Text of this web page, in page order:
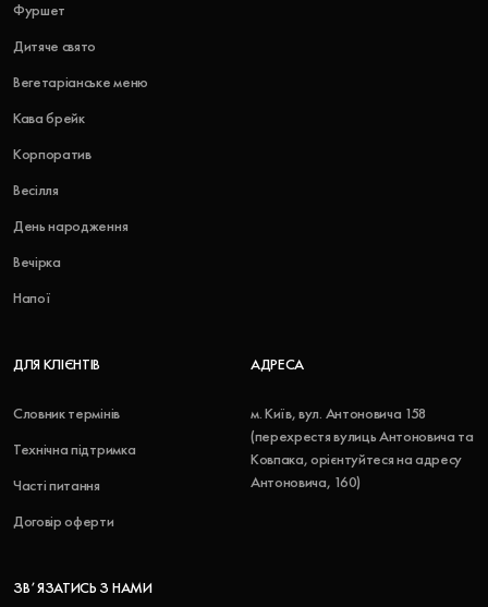
Фуршет
Дитяче свято
Вегетаріанське меню
Кава брейк
Корпоратив
Весілля
День народження
Вечірка
Напої
ДЛЯ КЛІЄНТІВ
Словник термінів
Технічна підтримка
Часті питання
Договір оферти
АДРЕСА
м. Київ, вул. Антоновича 158
(перехрестя вулиць Антоновича та
Ковпака, орієнтуйтеся на адресу
Антоновича, 160)
ЗВʼЯЗАТИСЬ З НАМИ